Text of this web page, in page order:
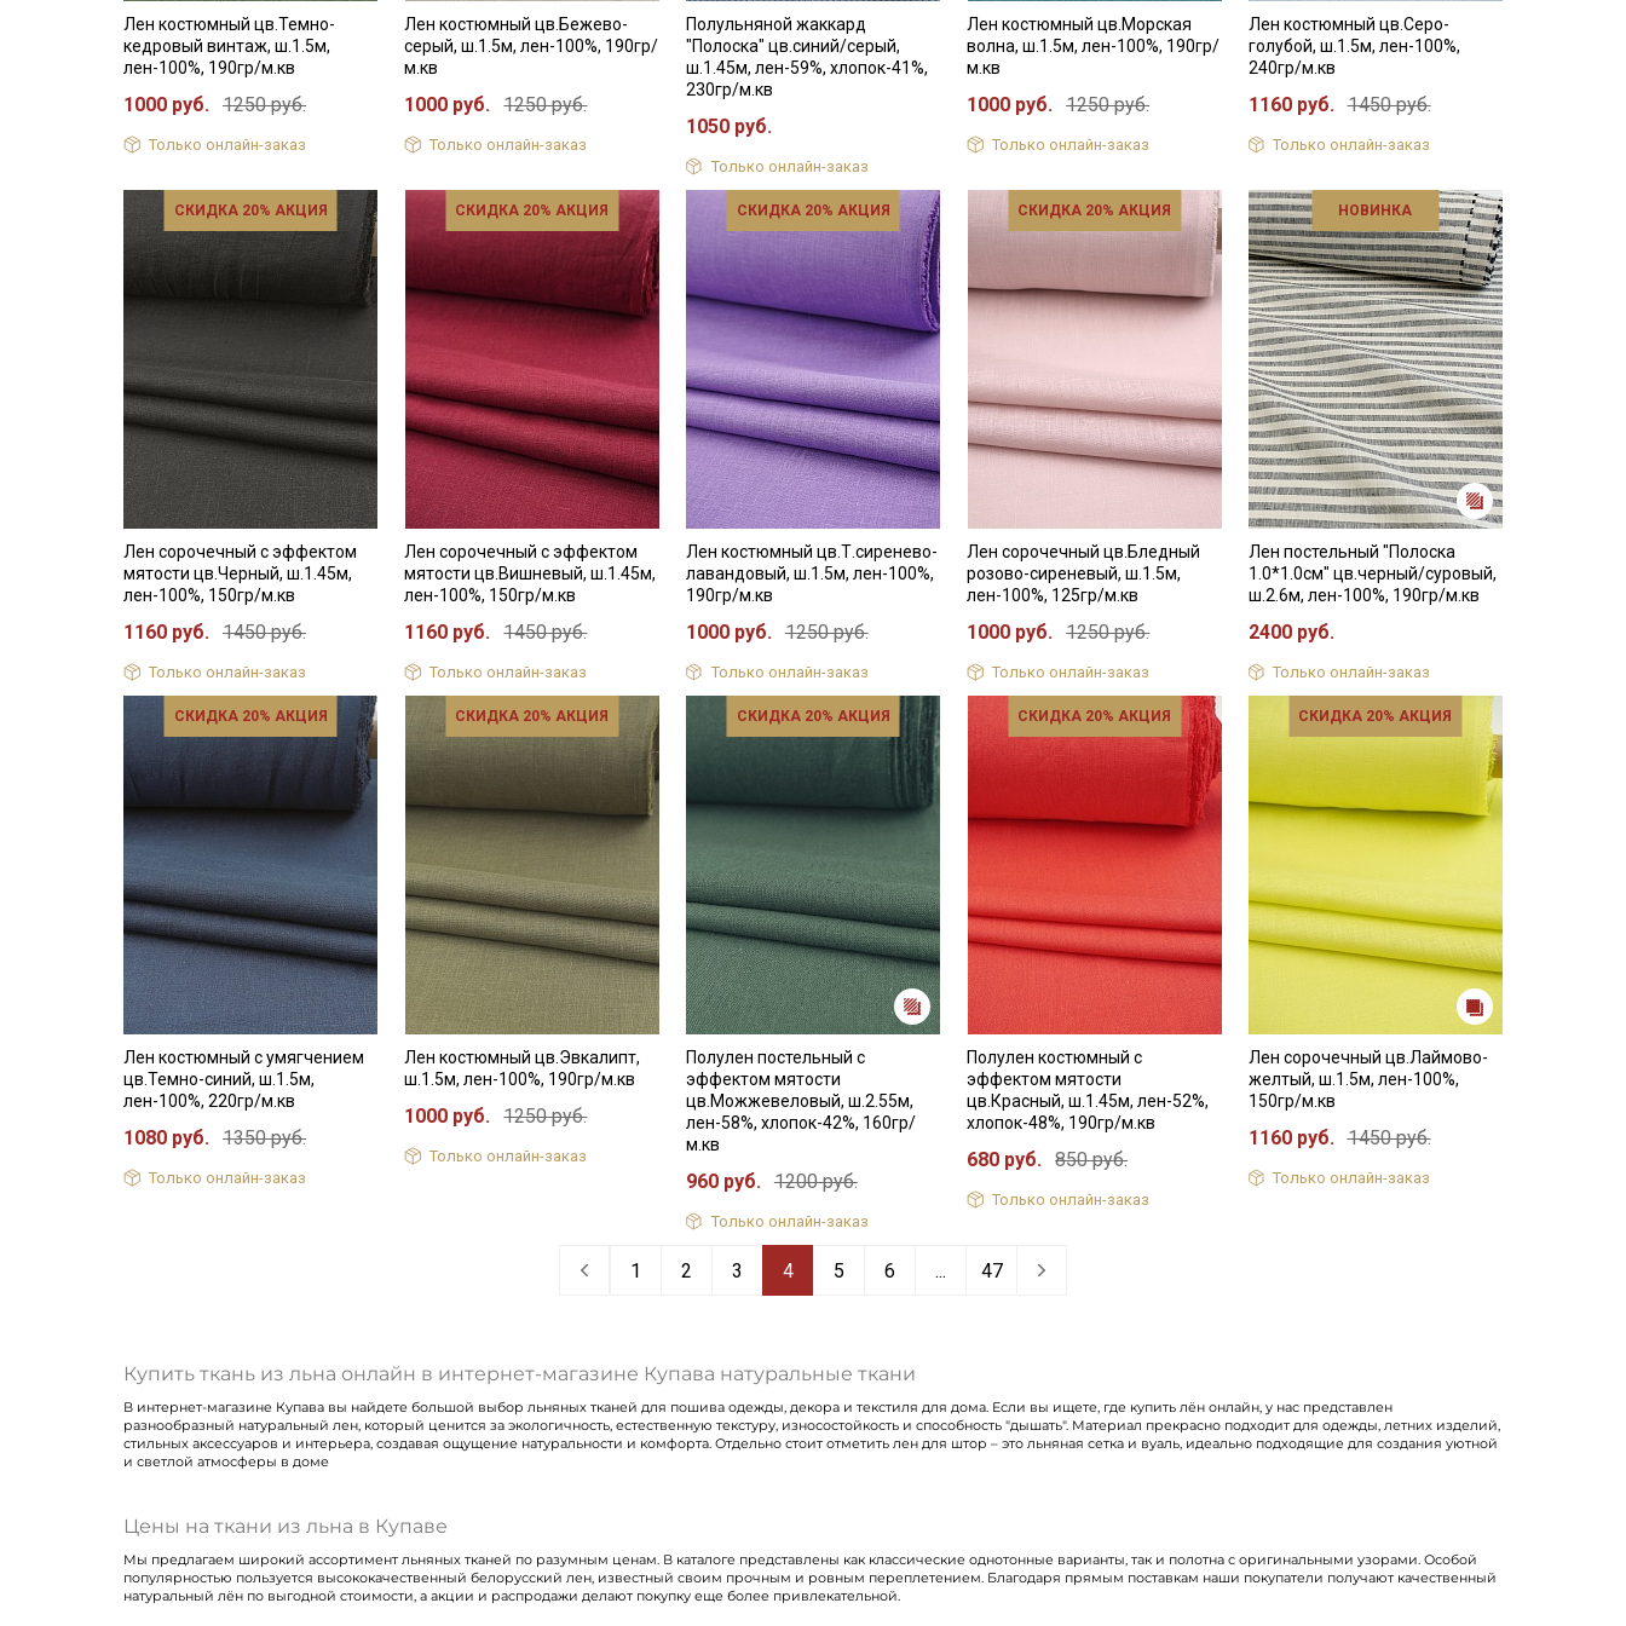
Лен костюмный цв.Темно-
кедровый винтаж, ш.1.5м,
лен-100%, 190гр/м.кв
1000 руб. 1250 руб.
Только онлайн-заказ
Лен костюмный цв.Бежево-
серый, ш.1.5м, лен-100%, 190гр/
м.кв
1000 руб. 1250 руб.
Только онлайн-заказ
Полульняной жаккард
"Полоска" цв.синий/серый,
ш.1.45м, лен-59%, хлопок-41%,
230гр/м.кв
1050 руб.
Только онлайн-заказ
Лен костюмный цв.Морская
волна, ш.1.5м, лен-100%, 190гр/
м.кв
1000 руб. 1250 руб.
Только онлайн-заказ
Лен костюмный цв.Серо-
голубой, ш.1.5м, лен-100%,
240гр/м.кв
1160 руб. 1450 руб.
Только онлайн-заказ
СКИДКА 20% АКЦИЯ
Лен сорочечный с эффектом
мятости цв.Черный, ш.1.45м,
лен-100%, 150гр/м.кв
1160 руб. 1450 руб.
Только онлайн-заказ
СКИДКА 20% АКЦИЯ
Лен сорочечный с эффектом
мятости цв.Вишневый, ш.1.45м,
лен-100%, 150гр/м.кв
1160 руб. 1450 руб.
Только онлайн-заказ
СКИДКА 20% АКЦИЯ
Лен костюмный цв.Т.сиренево-
лавандовый, ш.1.5м, лен-100%,
190гр/м.кв
1000 руб. 1250 руб.
Только онлайн-заказ
СКИДКА 20% АКЦИЯ
Лен сорочечный цв.Бледный
розово-сиреневый, ш.1.5м,
лен-100%, 125гр/м.кв
1000 руб. 1250 руб.
Только онлайн-заказ
НОВИНКА
Лен постельный "Полоска
1.0*1.0см" цв.черный/суровый,
ш.2.6м, лен-100%, 190гр/м.кв
2400 руб.
Только онлайн-заказ
СКИДКА 20% АКЦИЯ
Лен костюмный с умягчением
цв.Темно-синий, ш.1.5м,
лен-100%, 220гр/м.кв
1080 руб. 1350 руб.
Только онлайн-заказ
СКИДКА 20% АКЦИЯ
Лен костюмный цв.Эвкалипт,
ш.1.5м, лен-100%, 190гр/м.кв
1000 руб. 1250 руб.
Только онлайн-заказ
СКИДКА 20% АКЦИЯ
Полулен постельный с
эффектом мятости
цв.Можжевеловый, ш.2.55м,
лен-58%, хлопок-42%, 160гр/
м.кв
960 руб. 1200 руб.
Только онлайн-заказ
СКИДКА 20% АКЦИЯ
Полулен костюмный с
эффектом мятости
цв.Красный, ш.1.45м, лен-52%,
хлопок-48%, 190гр/м.кв
680 руб. 850 руб.
Только онлайн-заказ
СКИДКА 20% АКЦИЯ
Лен сорочечный цв.Лаймово-
желтый, ш.1.5м, лен-100%,
150гр/м.кв
1160 руб. 1450 руб.
Только онлайн-заказ
1 2 3 4 5 6 ... 47
Купить ткань из льна онлайн в интернет-магазине Купава натуральные ткани
В интернет-магазине Купава вы найдете большой выбор льняных тканей для пошива одежды, декора и текстиля для дома. Если вы ищете, где купить лён онлайн, у нас представлен
разнообразный натуральный лен, который ценится за экологичность, естественную текстуру, износостойкость и способность "дышать". Материал прекрасно подходит для одежды, летних изделий,
стильных аксессуаров и интерьера, создавая ощущение натуральности и комфорта. Отдельно стоит отметить лен для штор – это льняная сетка и вуаль, идеально подходящие для создания уютной
и светлой атмосферы в доме
Цены на ткани из льна в Купаве
Мы предлагаем широкий ассортимент льняных тканей по разумным ценам. В каталоге представлены как классические однотонные варианты, так и полотна с оригинальными узорами. Особой
популярностью пользуется высококачественный белорусский лен, известный своим прочным и ровным переплетением. Благодаря прямым поставкам наши покупатели получают качественный
натуральный лён по выгодной стоимости, а акции и распродажи делают покупку еще более привлекательной.